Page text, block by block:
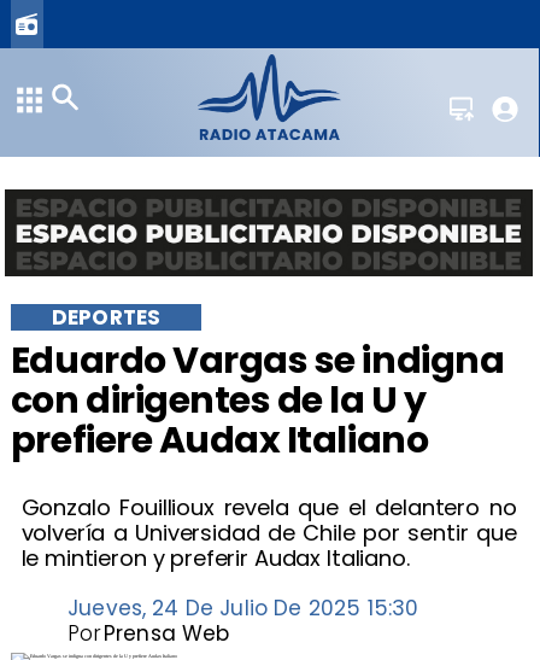
Eduardo Vargas se indigna
con dirigentes de la U y
prefiere Audax Italiano
Gonzalo Fouillioux revela que el delantero no
volvería a Universidad de Chile por sentir que
le mintieron y preferir Audax Italiano.
DEPORTES
Jueves, 24 De Julio De 2025 15:30
Prensa Web
Por